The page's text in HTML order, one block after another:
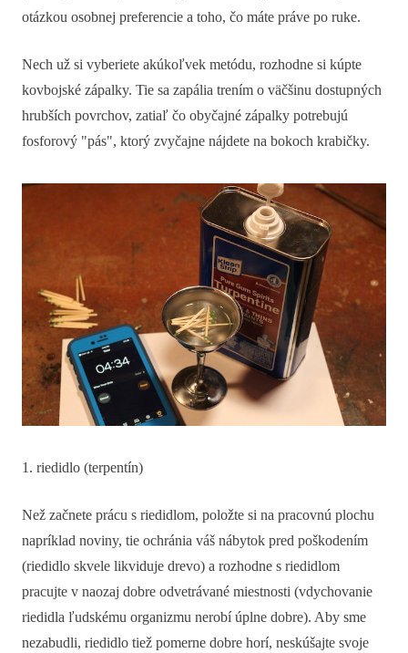
otázkou osobnej preferencie a toho, čo máte práve po ruke.
Nech už si vyberiete akúkoľvek metódu, rozhodne si kúpte
kovbojské zápalky. Tie sa zapália trením o väčšinu dostupných
hrubších povrchov, zatiaľ čo obyčajné zápalky potrebujú
fosforový "pás", ktorý zvyčajne nájdete na bokoch krabičky.
1. riedidlo (terpentín)
Než začnete prácu s riedidlom, položte si na pracovnú plochu
napríklad noviny, tie ochránia váš nábytok pred poškodením
(riedidlo skvele likviduje drevo) a rozhodne s riedidlom
pracujte v naozaj dobre odvetrávané miestnosti (vdychovanie
riedidla ľudskému organizmu nerobí úplne dobre). Aby sme
nezabudli, riedidlo tiež pomerne dobre horí, neskúšajte svoje